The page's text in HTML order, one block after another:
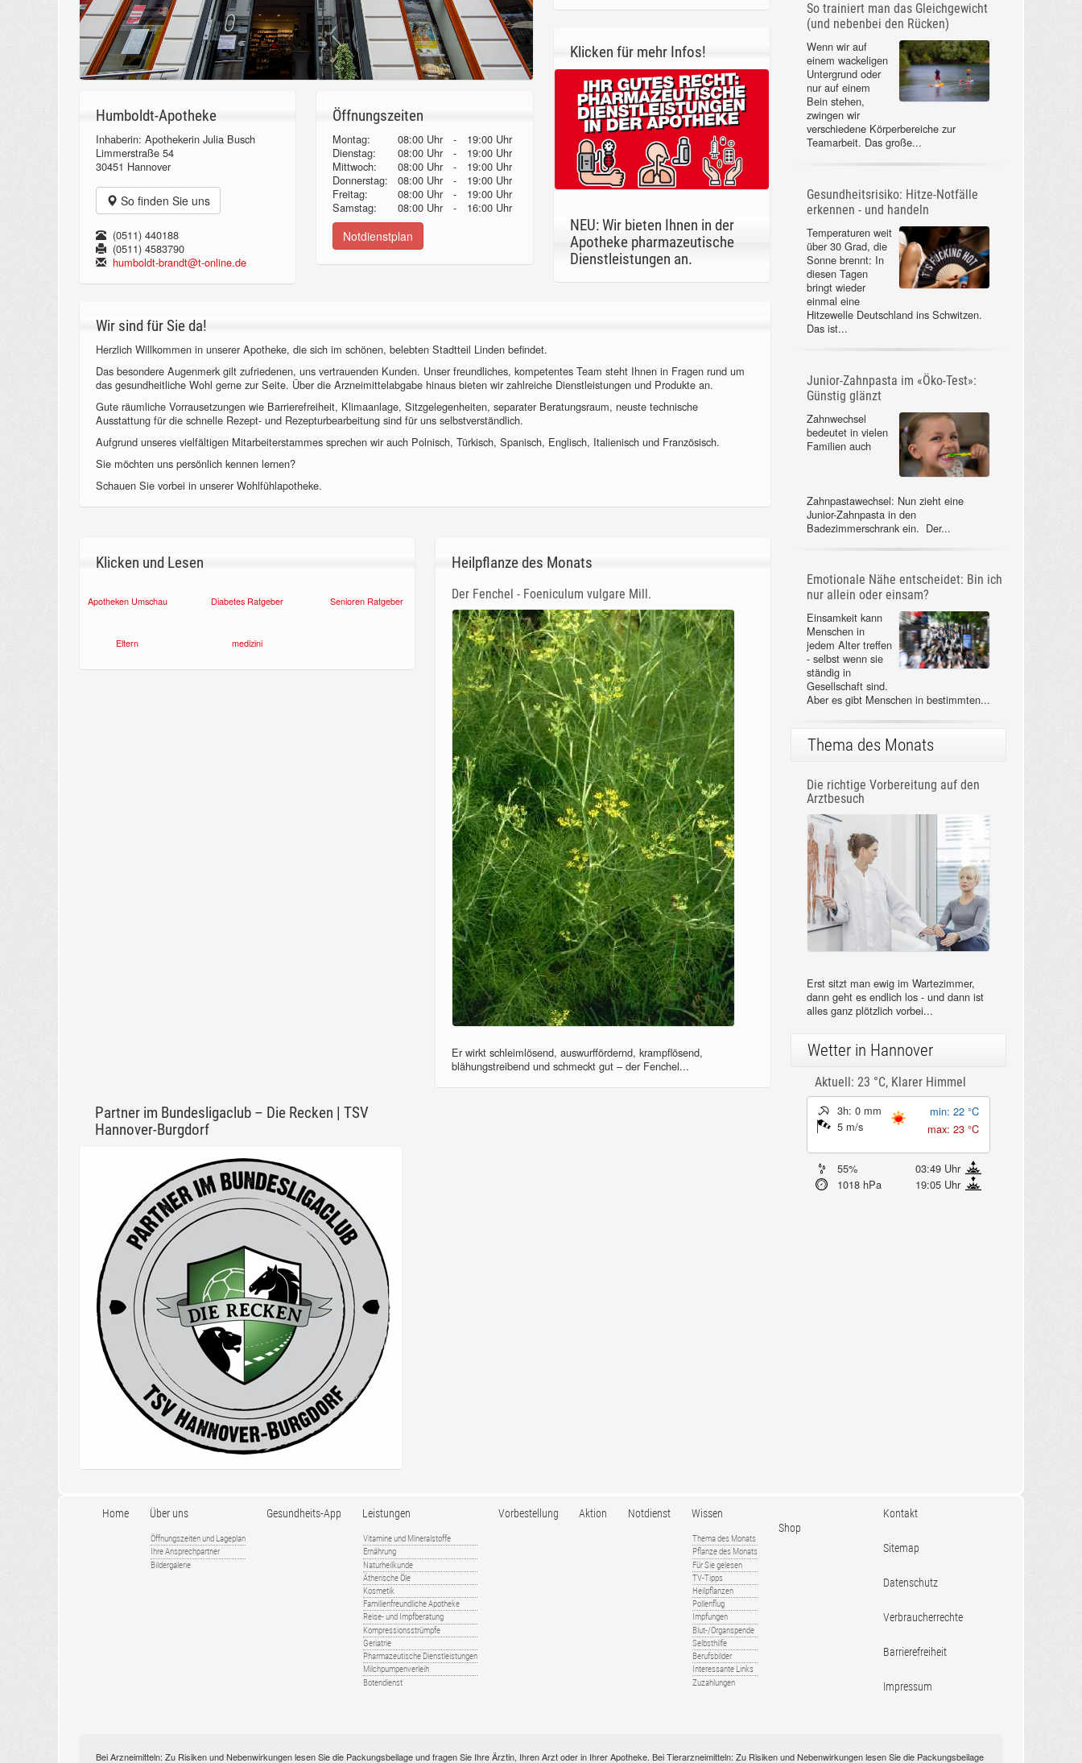
Humboldt-Apotheke
Inhaberin: Apothekerin Julia Busch
Limmerstraße 54
30451 Hannover
So finden Sie uns
(0511) 440188
(0511) 4583790
humboldt-brandt@t-online.de
Öffnungszeiten
Montag: 08:00 Uhr -
19:00 Uhr
Dienstag:
08:00 Uhr -
19:00 Uhr
Mittwoch:
08:00 Uhr -
19:00 Uhr
Donnerstag:08:00 Uhr -
19:00 Uhr
Freitag:
08:00 Uhr -
19:00 Uhr
Samstag:
08:00 Uhr - 16:00 Uhr
Notdienstplan
Klicken für mehr Infos!
NEU: Wir bieten Ihnen in der
Apotheke pharmazeutische
Dienstleistungen an.
Wir sind für Sie da!
Herzlich Willkommen in unserer Apotheke, die sich im schönen, belebten Stadtteil Linden befindet.
Das besondere Augenmerk gilt zufriedenen, uns vertrauenden Kunden. Unser freundliches, kompetentes Team steht Ihnen in Fragen rund um
das gesundheitliche Wohl gerne zur Seite. Über die Arzneimittelabgabe hinaus bieten wir zahlreiche Dienstleistungen und Produkte an.
Gute räumliche Vorrausetzungen wie Barrierefreiheit, Klimaanlage, Sitzgelegenheiten, separater Beratungsraum, neuste technische
Ausstattung für die schnelle Rezept- und Rezepturbearbeitung sind für uns selbstverständlich.
Aufgrund unseres vielfältigen Mitarbeiterstammes sprechen wir auch Polnisch, Türkisch, Spanisch, Englisch, Italienisch und Französisch.
Sie möchten uns persönlich kennen lernen?
Schauen Sie vorbei in unserer Wohlfühlapotheke.
Klicken und Lesen
Apotheken Umschau Diabetes Ratgeber Senioren Ratgeber
Eltern medizini
Heilpflanze des Monats
Der Fenchel - Foeniculum vulgare Mill.
Er wirkt schleimlösend, auswurffördernd, krampflösend,
blähungstreibend und schmeckt gut – der Fenchel...
Partner im Bundesligaclub – Die Recken | TSV
Hannover-Burgdorf
So trainiert man das Gleichgewicht
(und nebenbei den Rücken)
Wenn wir auf
einem wackeligen
Untergrund oder
nur auf einem
Bein stehen,
zwingen wir
verschiedene Körperbereiche zur
Teamarbeit. Das große...
Gesundheitsrisiko: Hitze-Notfälle
erkennen - und handeln
Temperaturen weit
über 30 Grad, die
Sonne brennt: In
diesen Tagen
bringt wieder
einmal eine
Hitzewelle Deutschland ins Schwitzen.
Das ist...
Junior-Zahnpasta im «Öko-Test»:
Günstig glänzt
Zahnwechsel
bedeutet in vielen
Familien auch
Zahnpastawechsel: Nun zieht eine
Junior-Zahnpasta in den
Badezimmerschrank ein. Der...
Emotionale Nähe entscheidet: Bin ich
nur allein oder einsam?
Einsamkeit kann
Menschen in
jedem Alter treffen
- selbst wenn sie
ständig in
Gesellschaft sind.
Aber es gibt Menschen in bestimmten...
Thema des Monats
Die richtige Vorbereitung auf den
Arztbesuch
Erst sitzt man ewig im Wartezimmer,
dann geht es endlich los - und dann ist
alles ganz plötzlich vorbei...
Wetter in Hannover
Aktuell: 23 °C, Klarer Himmel
3h: 0 mm
5 m/s
min: 22 °C
max: 23 °C
55%
03:49 Uhr
1018 hPa
19:05 Uhr
Home Über uns
Öffnungszeiten und Lageplan
Ihre Ansprechpartner
Bildergalerie
Gesundheits-App Leistungen
Vitamine und Mineralstoffe
Ernährung
Naturheilkunde
Ätherische Öle
Kosmetik
Familienfreundliche Apotheke
Reise- und Impfberatung
Kompressionsstrümpfe
Geriatrie
Pharmazeutische Dienstleistungen
Milchpumpenverleih
Botendienst
Vorbestellung Aktion Notdienst Wissen
Thema des Monats
Pflanze des Monats
Für Sie gelesen
TV-Tipps
Heilpflanzen
Pollenflug
Impfungen
Blut-/Organspende
Selbsthilfe
Berufsbilder
Interessante Links
Zuzahlungen
Shop
Kontakt
Sitemap
Datenschutz
Verbraucherrechte
Barrierefreiheit
Impressum
Bei Arzneimitteln: Zu Risiken und Nebenwirkungen lesen Sie die Packungsbeilage und fragen Sie Ihre Ärztin, Ihren Arzt oder in Ihrer Apotheke. Bei Tierarzneimitteln: Zu Risiken und Nebenwirkungen lesen Sie die Packungsbeilage